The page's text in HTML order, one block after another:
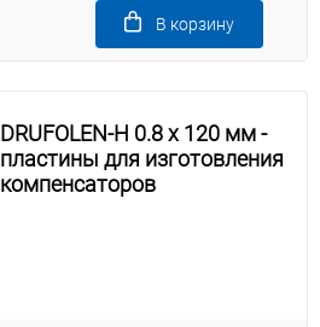
В корзину
DRUFOLEN-H 0.8 х 120 мм -
пластины для изготовления
компенсаторов